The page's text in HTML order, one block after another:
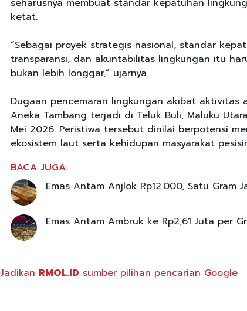
seharusnya membuat standar kepatuhan
ketat.
“Sebagai proyek strategis nasional, standar
transparansi, dan akuntabilitas lingkungan itu
bukan lebih longgar,” ujarnya.
Dugaan pencemaran lingkungan akibat aktivitas
Aneka Tambang terjadi di Teluk Buli, Maluku
Mei 2026. Peristiwa tersebut dinilai berpotensi
ekosistem laut serta kehidupan masyarakat
BACA JUGA:
Emas Antam Anjlok Rp12.000, Satu Gram
Emas Antam Ambruk ke Rp2,61 Juta per
Jadikan RMOL.ID sumber pilihan pencarian Google